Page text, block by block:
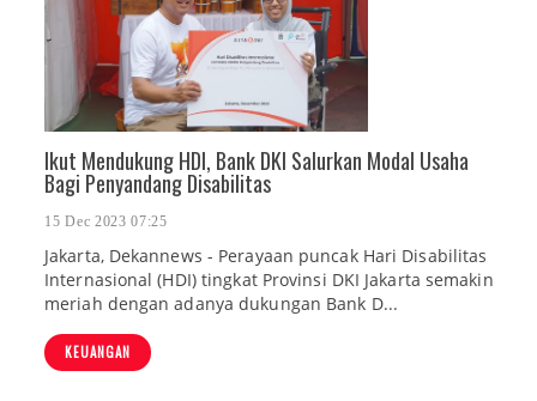
Ikut Mendukung HDI, Bank DKI Salurkan Modal Usaha
Bagi Penyandang Disabilitas
15 Dec 2023 07:25
Jakarta, Dekannews - Perayaan puncak Hari Disabilitas
Internasional (HDI) tingkat Provinsi DKI Jakarta semakin
meriah dengan adanya dukungan Bank D...
KEUANGAN